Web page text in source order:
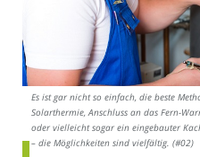
Es ist gar nicht so einfach, die beste
Solarthermie, Anschluss an das Fern-
oder vielleicht sogar ein eingebauter
– die Möglichkeiten sind vielfältig. (#02)